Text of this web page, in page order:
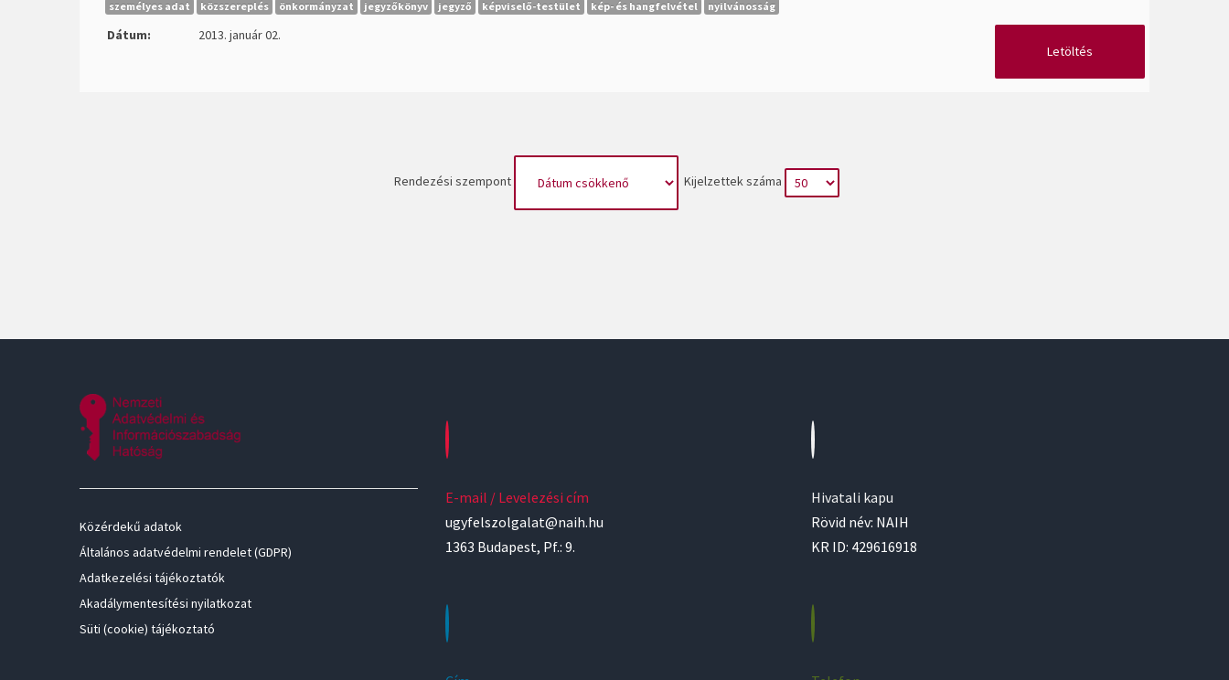
személyes adat közszereplés önkormányzat jegyzőkönyv jegyző képviselő-testület kép- és hangfelvétel nyilvánosság
Dátum:
2013. január 02.
Letöltés
Rendezési szempont Kijelzettek száma
Közérdekű adatok
Általános adatvédelmi rendelet (GDPR)
Adatkezelési tájékoztatók
Akadálymentesítési nyilatkozat
Süti (cookie) tájékoztató
E-mail / Levelezési cím
ugyfelszolgalat@naih.hu
1363 Budapest, Pf.: 9.
Hivatali kapu
Rövid név: NAIH
KR ID: 429616918